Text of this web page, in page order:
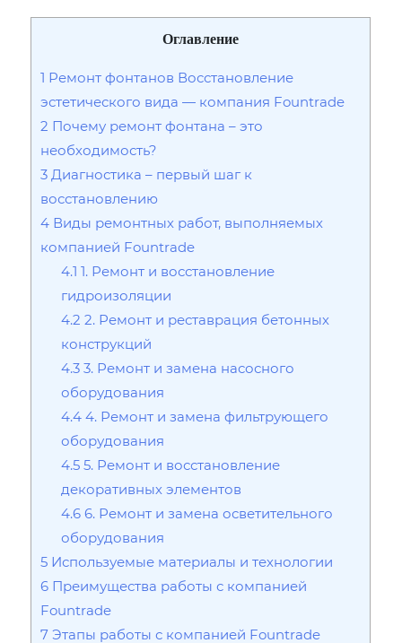
Оглавление
1 Ремонт фонтанов Восстановление
эстетического вида — компания Fountrade
2 Почему ремонт фонтана – это
необходимость?
3 Диагностика – первый шаг к
восстановлению
4 Виды ремонтных работ, выполняемых
компанией Fountrade
4.1 1. Ремонт и восстановление
гидроизоляции
4.2 2. Ремонт и реставрация бетонных
конструкций
4.3 3. Ремонт и замена насосного
оборудования
4.4 4. Ремонт и замена фильтрующего
оборудования
4.5 5. Ремонт и восстановление
декоративных элементов
4.6 6. Ремонт и замена осветительного
оборудования
5 Используемые материалы и технологии
6 Преимущества работы с компанией
Fountrade
7 Этапы работы с компанией Fountrade